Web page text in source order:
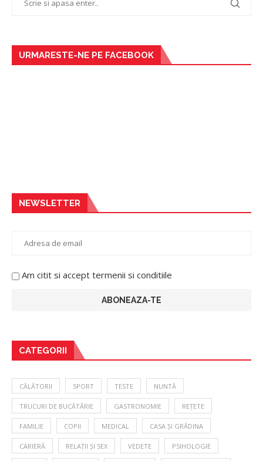
URMARESTE-NE PE FACEBOOK
NEWSLETTER
Am citit si accept termenii si conditiile
CATEGORII
CĂLĂTORII SPORT TESTE NUNTĂ
TRUCURI DE BUCĂTĂRIE GASTRONOMIE REȚETE
FAMILIE COPII MEDICAL CASA ȘI GRĂDINA
CARIERĂ RELAȚII ȘI SEX VEDETE PSIHOLOGIE